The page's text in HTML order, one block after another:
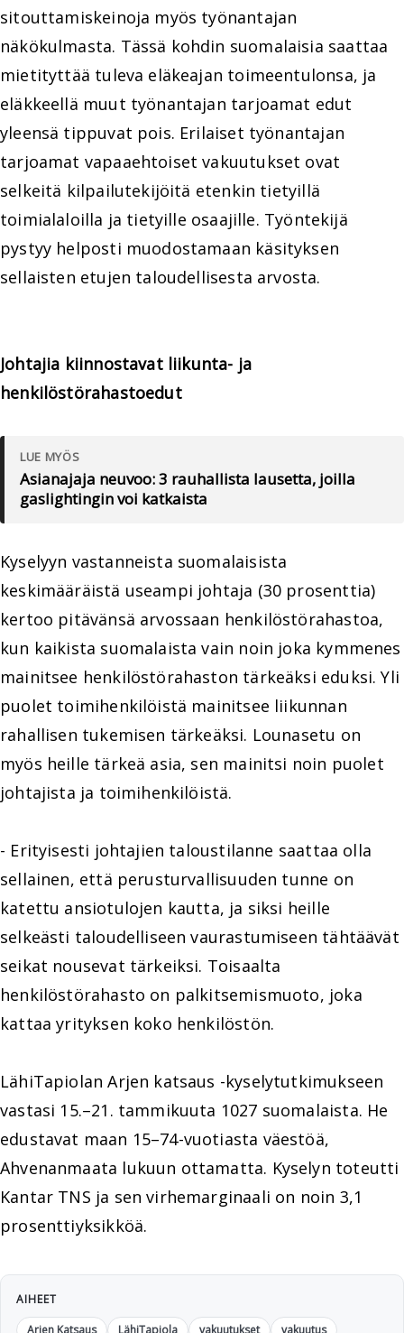
sitouttamiskeinoja myös työnantajan
näkökulmasta. Tässä kohdin suomalaisia saattaa
mietityttää tuleva eläkeajan toimeentulonsa, ja
eläkkeellä muut työnantajan tarjoamat edut
yleensä tippuvat pois. Erilaiset työnantajan
tarjoamat vapaaehtoiset vakuutukset ovat
selkeitä kilpailutekijöitä etenkin tietyillä
toimialaloilla ja tietyille osaajille. Työntekijä
pystyy helposti muodostamaan käsityksen
sellaisten etujen taloudellisesta arvosta.
Johtajia kiinnostavat liikunta- ja
henkilöstörahastoedut
LUE MYÖS
Asianajaja neuvoo: 3 rauhallista lausetta, joilla
gaslightingin voi katkaista
Kyselyyn vastanneista suomalaisista
keskimääräistä useampi johtaja (30 prosenttia)
kertoo pitävänsä arvossaan henkilöstörahastoa,
kun kaikista suomalaista vain noin joka kymmenes
mainitsee henkilöstörahaston tärkeäksi eduksi. Yli
puolet toimihenkilöistä mainitsee liikunnan
rahallisen tukemisen tärkeäksi. Lounasetu on
myös heille tärkeä asia, sen mainitsi noin puolet
johtajista ja toimihenkilöistä.
- Erityisesti johtajien taloustilanne saattaa olla
sellainen, että perusturvallisuuden tunne on
katettu ansiotulojen kautta, ja siksi heille
selkeästi taloudelliseen vaurastumiseen tähtäävät
seikat nousevat tärkeiksi. Toisaalta
henkilöstörahasto on palkitsemismuoto, joka
kattaa yrityksen koko henkilöstön.
LähiTapiolan Arjen katsaus -kyselytutkimukseen
vastasi 15.–21. tammikuuta 1027 suomalaista. He
edustavat maan 15–74-vuotiasta väestöä,
Ahvenanmaata lukuun ottamatta. Kyselyn toteutti
Kantar TNS ja sen virhemarginaali on noin 3,1
prosenttiyksikköä.
AIHEET
Arjen Katsaus
LähiTapiola vakuutukset vakuutus